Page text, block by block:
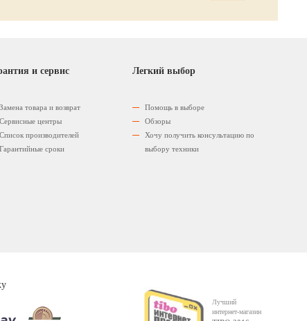
и сервис
Замена товара и возврат
Сервисные центры
Список производителей
Гарантийные сроки
Легкий выбор
Помощь в выборе
Обзоры
Хочу получить консультацию по
выбору техники
Лучший
интернет-магазин